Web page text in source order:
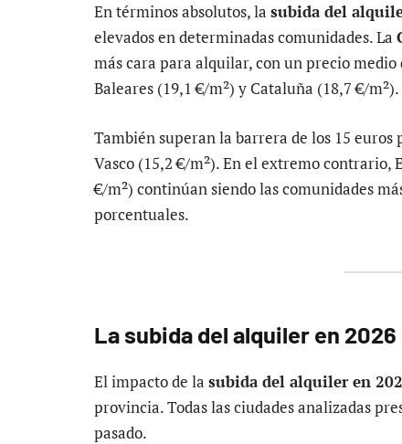
En términos absolutos, la subida del
elevados en determinadas comunidades. La
más cara para alquilar, con un precio medio
Baleares (19,1 €/m²) y Cataluña (18,7 €/m²).
También superan la barrera de los 15
Vasco (15,2 €/m²). En el extremo
€/m²) continúan siendo las comunidades
porcentuales.
La subida del alquiler en
El impacto de la subida del alquiler en
provincia. Todas las ciudades analizadas
pasado.